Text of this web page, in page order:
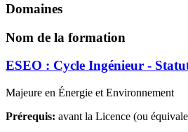
Domaines
Nom de la formation
ESEO : Cycle Ingénieur -
Majeure en Énergie et Environnement
Prérequis: avant la Licence (ou